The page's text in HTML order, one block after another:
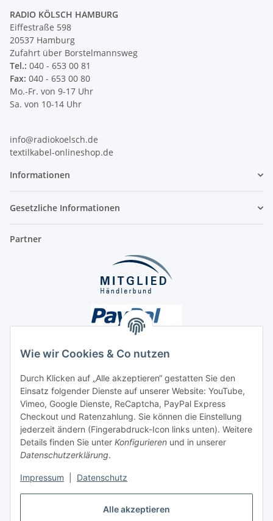
Alle akzeptieren
Wie wir Cookies & Co nutzen
Durch Klicken auf „Alle akzeptieren“ gestatten Sie den
Einsatz folgender Dienste auf unserer Website: YouTube,
Vimeo, Google Dienste, ReCaptcha, PayPal Express
Checkout und Ratenzahlung. Sie können die Einstellung
jederzeit ändern (Fingerabdruck-Icon links unten). Weitere
Details finden Sie unter Konfigurieren und in unserer
Datenschutzerklärung.
Impressum Datenschutz
RADIO KÖLSCH HAMBURG
Eiffestraße 598
20537 Hamburg
Zufahrt über Borstelmannsweg
Tel.: 040 - 653 00 81
Fax: 040 - 653 00 80
Mo.-Fr. von 9-17 Uhr
Sa. von 10-14 Uhr
info@radiokoelsch.de
textilkabel-onlineshop.de
Informationen
Gesetzliche Informationen
Partner
Unsere Seiten
Social Media
Vertrag widerrufen